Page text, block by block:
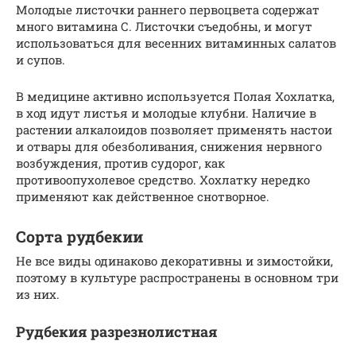
Молодые листочки раннего первоцвета содержат
много витамина С. Листочки съедобны, и могут
использоваться для весенних витаминных салатов
и супов.
В медицине активно используется Полая Хохлатка,
в ход идут листья и молодые клубни. Наличие в
растении алкалоидов позволяет применять настои
и отвары для обезболивания, снижения нервного
возбуждения, против судорог, как
противоопухолевое средство. Хохлатку нередко
применяют как действенное снотворное.
Сорта рудбекии
Не все виды одинаково декоративны и зимостойки,
поэтому в культуре распространены в основном три
из них.
Рудбекия разрезнолистная